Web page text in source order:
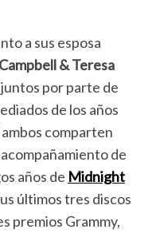
a sus esposa
& Teresa
por parte de
de los años
comparten
de
años de Midnight
últimos tres discos
premios Grammy,